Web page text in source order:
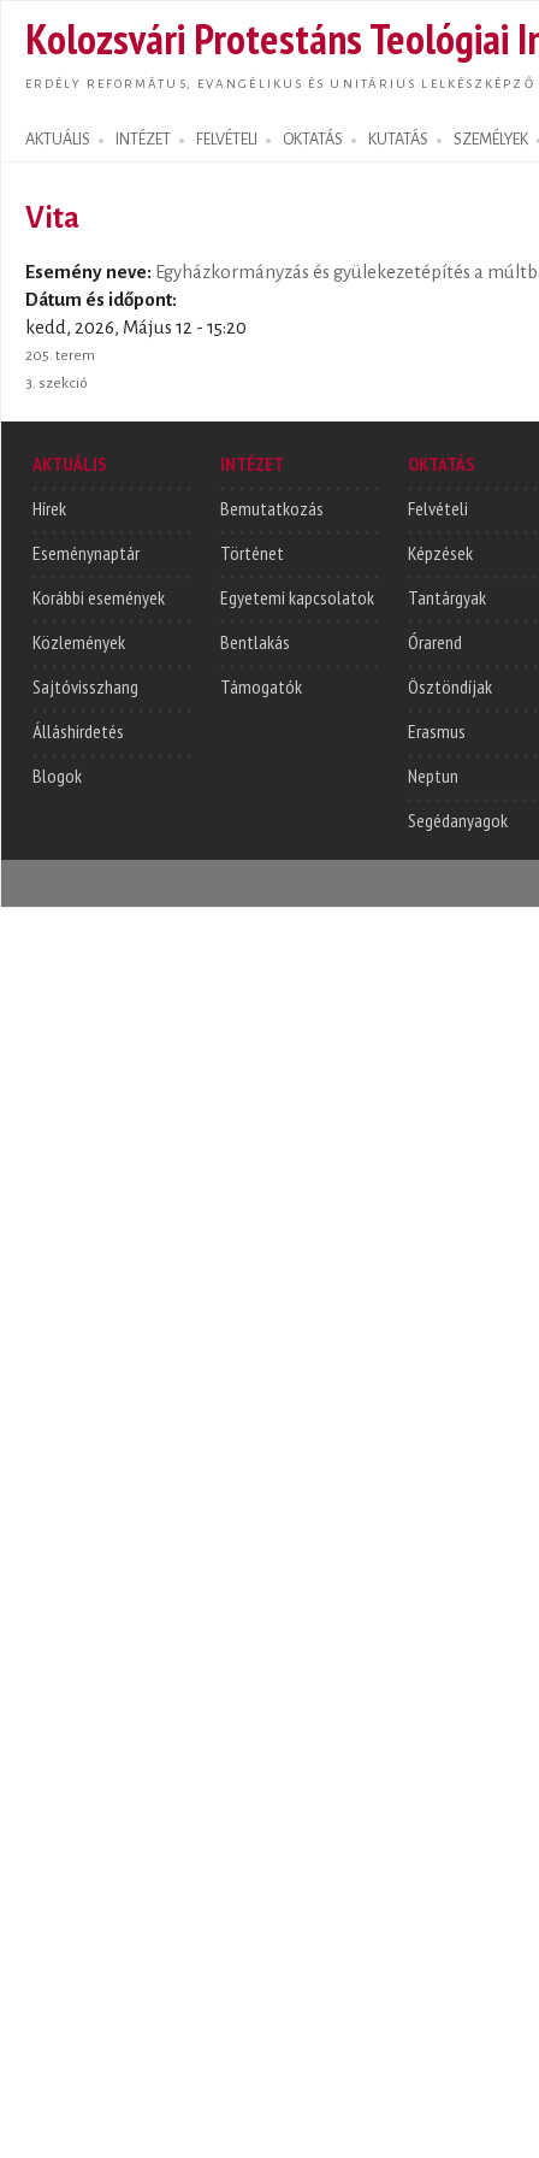
Kolozsvári Protestáns Teológiai
ERDÉLY REFORMÁTUS, EVANGÉLIKUS ÉS UNITÁRIUS LELKÉSZKÉPZŐ
AKTUÁLIS INTÉZET FELVÉTELI OKTATÁS KUTATÁS SZEMÉLYEK
Search form
Vita
Esemény neve: Egyházkormányzás és gyülekezetépítés a
Dátum és időpont:
kedd, 2026, Május 12 - 15:20
205. terem
3. szekció
AKTUÁLIS
Hírek
Eseménynaptár
Korábbi események
Közlemények
Sajtóvisszhang
Álláshirdetés
Blogok
INTÉZET
Bemutatkozás
Történet
Egyetemi kapcsolatok
Bentlakás
Támogatók
OKTATÁS
Felvételi
Képzések
Tantárgyak
Órarend
Ösztöndíjak
Erasmus
Neptun
Segédanyagok